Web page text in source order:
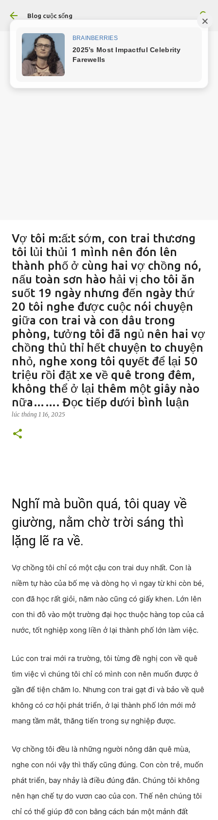
Chuyển đến nội dung chính
Blog cuộc sống
Vợ tôi m:ấ:t sớm, con trai thư:ơng
tôi lủi thủi 1 mình nên đón lên
thành phố ở cùng hai vợ chồng nó,
nấu toàn sơn hào hải vị cho tôi ăn
suốt 19 ngày nhưng đến ngày thứ
20 tôi nghe được cuộc nói chuyện
giữa con trai và con dâu trong
phòng, tưởng tôi đã ngủ nên hai vợ
chồng thủ thỉ hết chuyện to chuyện
nhỏ, nghe xong tôi quyết để lại 50
triệu rồi đặt xe về quê trong đêm,
không thể ở lại thêm một giây nào
nữa……. Đọc tiếp dưới bình luận
lúc tháng 1 16, 2025
Nghĩ mà buồn quá, tôi quay về
giường, nằm chờ trời sáng thì
lặng lẽ ra về.
Vợ chồng tôi chỉ có một cậu con trai duy nhất. Con là
niềm tự hào của bố mẹ và dòng họ vì ngay từ khi còn bé,
con đã học rất giỏi, năm nào cũng có giấy khen. Lớn lên
con thi đỗ vào một trường đại học thuộc hàng top của cả
nước, tốt nghiệp xong liền ở lại thành phố lớn làm việc.
Lúc con trai mới ra trường, tôi từng đề nghị con về quê
tìm việc vì chúng tôi chỉ có mình con nên muốn được ở
gần để tiện chăm lo. Nhưng con trai gạt đi và bảo về quê
không có cơ hội phát triển, ở lại thành phố lớn mới mở
mang tầm mắt, thăng tiến trong sự nghiệp được.
Vợ chồng tôi đều là những người nông dân quê mùa,
nghe con nói vậy thì thấy cũng đúng. Con còn trẻ, muốn
phát triển, bay nhảy là điều đúng đắn. Chúng tôi không
nên hạn chế tự do vươn cao của con. Thế nên chúng tôi
chỉ có thể giúp đỡ con bằng cách bán một mảnh đất